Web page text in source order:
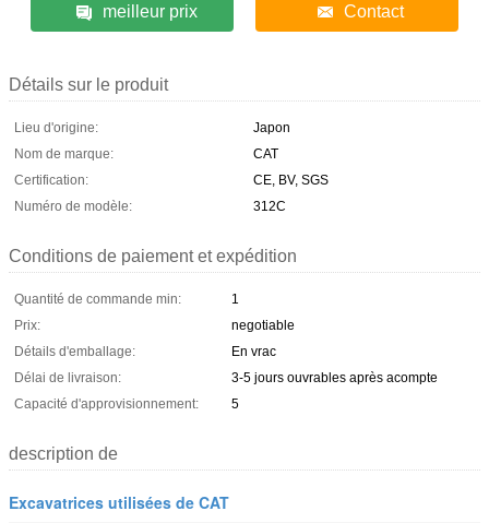
meilleur prix Contact
Détails sur le produit
Lieu d'origine:
Japon
Nom de marque:
CAT
Certification:
CE, BV, SGS
Numéro de modèle:
312C
Conditions de paiement et expédition
Quantité de commande min:
1
Prix:
negotiable
Détails d'emballage:
En vrac
Délai de livraison:
3-5 jours ouvrables après acompte
Capacité d'approvisionnement:
5
description de
Excavatrices utilisées de CAT